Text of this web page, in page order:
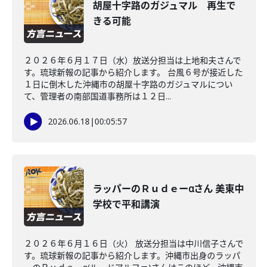
胡屋十字路のガジュマル 再生で
きる可能
２０２６年６月１７日（水）放送分担当は上地和夫さんで
す。琉球新報の記事から紹介します。 台風６号が接近した
１日に倒木した沖縄市の胡屋十字路のガジュマルについ
て、管理者の南部国道事務所は１２日...
2026.06.18 |00:05:57
ラッパーのＲｕｄｅーαさん 美東中
学校で平和講演
２０２６年６月１６日（火） 放送分担当は中川信子さんで
す。琉球新報の記事から紹介します。沖縄市出身のラッパ